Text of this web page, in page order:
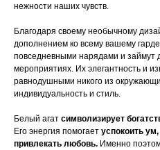
нежности наших чувств.
Благодаря своему необычному
дополнением ко всему вашему
повседневными нарядами и займут
мероприятиях. Их элегантность и
равнодушными никого из
индивидуальность и стиль.
Белый агат символизирует
Его энергия помогает успокоить
привлекать любовь. Именно